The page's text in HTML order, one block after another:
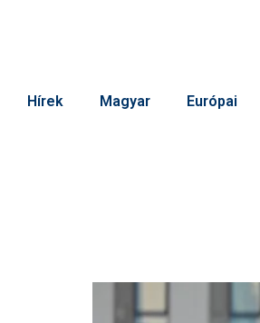
Hírek Magyar Európai